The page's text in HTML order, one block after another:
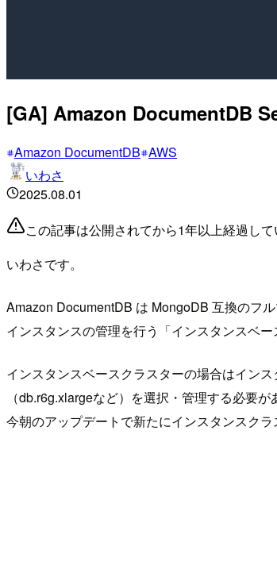
[GA] Amazon DocumentDB
Amazon DocumentDB AWS
いわさ
2025.08.01
この記事は公開されてから1年以上経過し
いわさです。
Amazon DocumentDB は MongoDB 互換のフ
インスタンスの管理を行う「インスタンスベ
インスタンスベースクラスターの場合はイン
（db.r6g.xlargeなど）を選択・管理する必要が
今朝のアップデートで新たにインスタンスク